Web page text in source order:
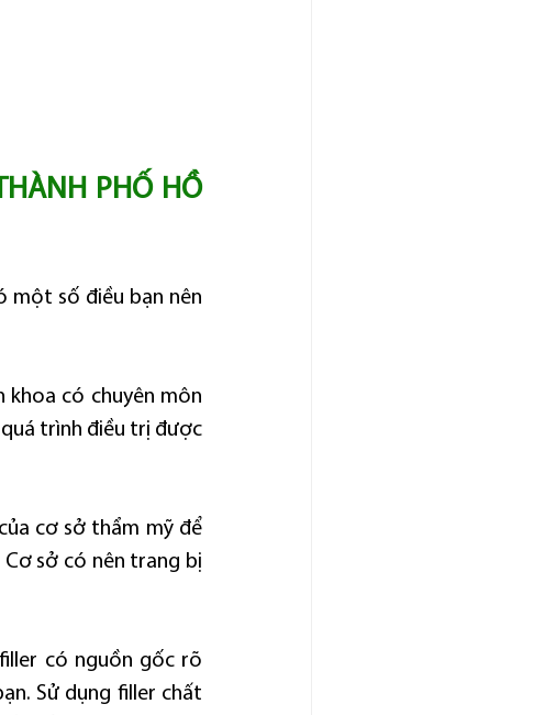
PHỐ HỒ
một số điều bạn nên
khoa có chuyên môn
trình điều trị được
cơ sở thẩm mỹ để
sở có nên trang bị
có nguồn gốc rõ
Sử dụng filler chất